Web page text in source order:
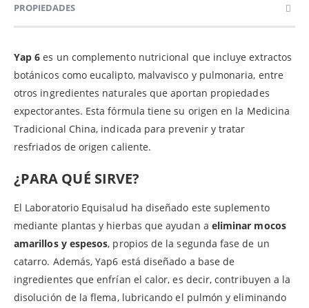
PROPIEDADES
Yap 6es un complemento nutricional que incluye extractos
botánicos como eucalipto, malvavisco y pulmonaria, entre
otros ingredientes naturales que aportan propiedades
expectorantes. Esta fórmula tiene su origen en la Medicina
Tradicional China, indicada para prevenir y tratar
resfriados de origen caliente.
¿PARA QUÉ SIRVE?
El Laboratorio Equisalud ha diseñado este suplemento
mediante plantas y hierbas que ayudan a eliminar mocos
amarillos y espesos, propios de la segunda fase de un
catarro. Además, Yap6 está diseñado a base de
ingredientes que enfrían el calor, es decir, contribuyen a la
disolución de la flema, lubricando el pulmón y eliminando